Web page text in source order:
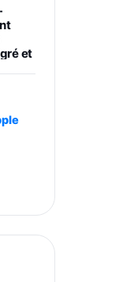
et
Tiers)